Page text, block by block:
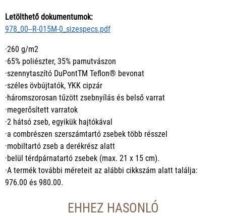
Letölthető dokumentumok:
978_00--R-015M-0_sizespecs.pdf
·260 g/m2
·65% poliészter, 35% pamutvászon
·szennytaszító DuPontTM Teflon® bevonat
·széles övbújtatók, YKK cipzár
·háromszorosan tűzött zsebnyílás és belső varrat
·megerősített varratok
·2 hátsó zseb, egyikük hajtókával
·a combrészen szerszámtartó zsebek több résszel
·mobiltartó zseb a derékrész alatt
·belül térdpárnatartó zsebek (max. 21 x 15 cm).
·A termék további méreteit az alábbi cikkszám alatt találja:
976.00 és 980.00.
EHHEZ HASONLÓ